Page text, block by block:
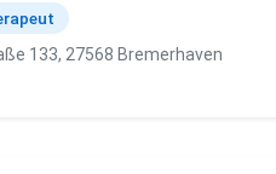
133, 27568 Bremerhaven